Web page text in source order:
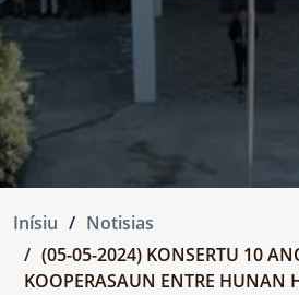
Inísiu
Notisias
(05-05-2024) KONSERTU 10
KOOPERASAUN ENTRE HUNAN